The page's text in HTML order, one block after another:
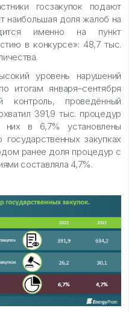
госзакупок подают
наибольшая доля жалоб на
именно на пункт
в конкурсе»: 48,7 тыс.
уровень нарушений
итогам января–сентября
контроль, проведённый
391,9 тыс. процедур
них в 6,7% установлены
закупках
ранее доля процедур с
составляла 4,7%.